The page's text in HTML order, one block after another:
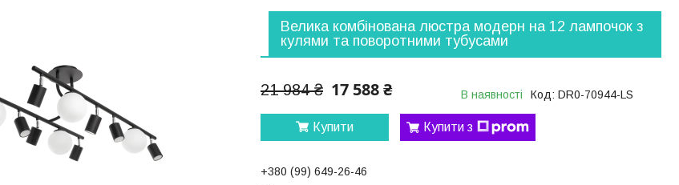
Велика комбінована люстра модерн на 12 лампочок з
кулями та поворотними тубусами
21 984 ₴ 17 588 ₴ В наявності Код: DR0-70944-LS
Купити Купити з
+380 (99) 649-26-46